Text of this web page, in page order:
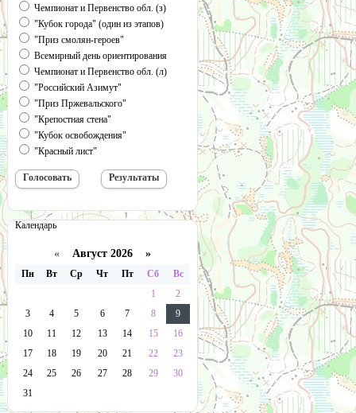
Чемпионат и Первенство обл. (з)
"Кубок города" (один из этапов)
"Приз смолян-героев"
Всемирный день ориентирования
Чемпионат и Первенство обл. (л)
"Российский Азимут"
"Приз Пржевальского"
"Крепостная стена"
"Кубок освобождения"
"Красный лист"
Календарь
« Август 2026 »
Пн Вт Ср Чт Пт Сб
Вс
1
2
3
4 5 6 7 8
9
10
11 12 13 14 15
16
17
18 19 20 21 22
23
24
25 26 27 28 29
30
31